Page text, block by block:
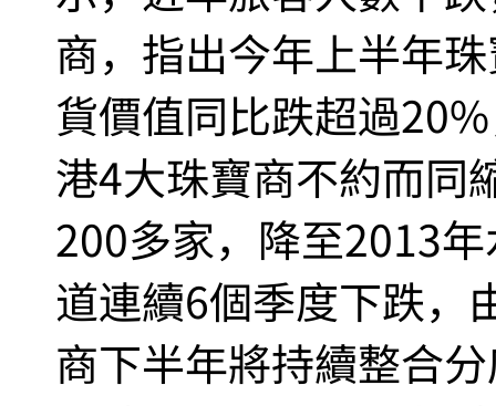
商，指出今年上半年
貨價值同比跌超過
港4大珠寶商不約而同
200多家，降至2013
道連續6個季度下跌，
商下半年將持續整合